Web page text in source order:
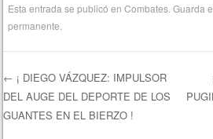
Esta entrada se publicó enCombates . Guarda
permanente
Navegación de
← ¡ DIEGO VÁZQUEZ: IMPULSOR
DEL AUGE DEL DEPORTE DE LOS
GUANTES EN EL BIERZO !